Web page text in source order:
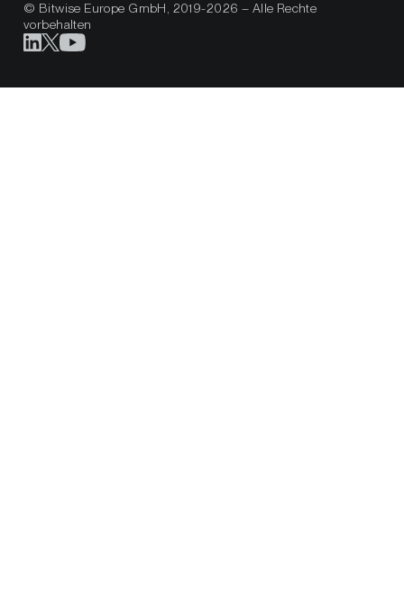
© Bitwise Europe GmbH, 2019-2026 – Alle Rechte
vorbehalten